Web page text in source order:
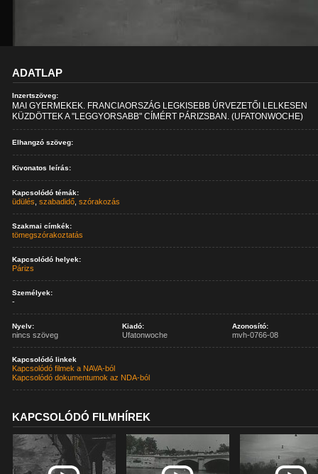
ADATLAP
Inzertszöveg:
MAI GYERMEKEK. FRANCIAORSZÁG LEGKISEBB ÚRVEZETŐI LELKESEN
KÜZDÖTTEK A "LEGGYORSABB" CÍMÉRT PÁRIZSBAN. (UFATONWOCHE)
Elhangzó szöveg:
Kivonatos leírás:
Kapcsolódó témák:
üdülés ,szabadidő ,szórakozás
Szakmai címkék:
tömegszórakoztatás
Kapcsolódó helyek:
Párizs
Személyek:
-
Nyelv:
nincs szöveg
Kiadó:
Ufatonwoche
Azonosító:
mvh-0766-08
Kapcsolódó linkek
Kapcsolódó filmek a NAVA-ból
Kapcsolódó dokumentumok az NDA-ból
KAPCSOLÓDÓ FILMHÍREK